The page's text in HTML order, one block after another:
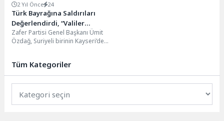
2 Yıl Önce 24
Türk Bayrağına Saldırıları
Değerlendirdi, “Valiler
Açıklama Yapmamı İstedi”
Dedi
Zafer Partisi Genel Başkanı Ümit
Özdağ, Suriyeli birinin Kayseri’de
Tüm Kategoriler